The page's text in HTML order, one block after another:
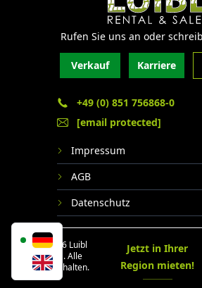
Rufen Sie uns an oder
Verkauf Karriere
+49 (0) 851 756868-0
[email protected]
Impressum
AGB
Datenschutz
© 2024 - 2026 Luibl
Rental GmbH. Alle
Rechte vorbehalten.
Jetzt in Ihrer
Region mieten!